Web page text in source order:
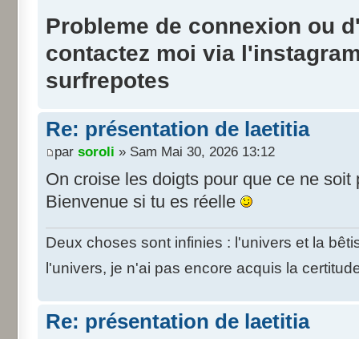
Probleme de connexion ou
contactez moi via
surfrepotes
Re: présentation de laetitia
par soroli » Sam Mai 30, 2026 13:12
On croise les doigts pour que ce ne soit
Bienvenue si tu es réelle
Deux choses sont infinies : l'univers et la
l'univers, je n'ai pas encore acquis la
Re: présentation de laetitia